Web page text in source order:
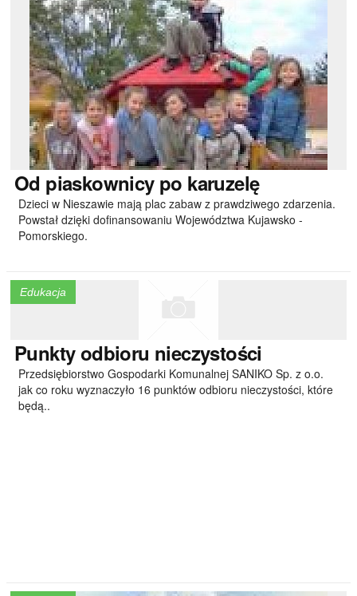
Od piaskownicy po karuzelę
Dzieci w Nieszawie mają plac zabaw z prawdziwego zdarzenia.
Powstał dzięki dofinansowaniu Województwa Kujawsko -
Pomorskiego.
Edukacja
Punktyodbioru nieczystości
Przedsiębiorstwo Gospodarki Komunalnej SANIKO Sp. z o.o.
jak co roku wyznaczyło 16 punktów odbioru nieczystości, które
będą..